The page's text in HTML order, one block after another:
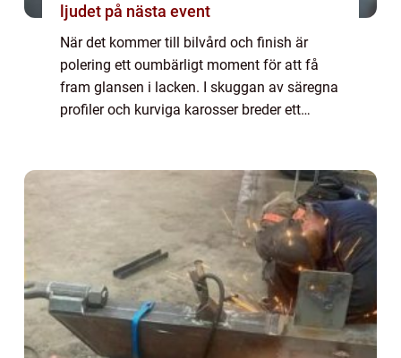
ljudet på nästa event
När det kommer till bilvård och finish är
polering ett oumbärligt moment för att få
fram glansen i lacken. I skuggan av säregna
profiler och kurviga karosser breder ett